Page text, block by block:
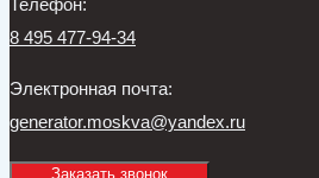
Телефон:
8 495 477-94-34
Электронная почта:
generator.moskva@yandex.ru
Заказать звонок